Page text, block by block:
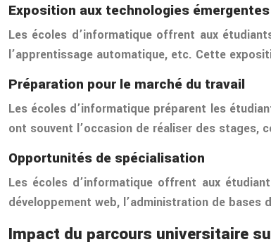
Exposition aux technologies émergentes
Les écoles d’informatique offrent aux
l’apprentissage automatique, etc. Cette
Préparation pour le marché du travail
Les écoles d’informatique préparent les
ont souvent l’occasion de réaliser des stages,
Opportunités de spécialisation
Les écoles d’informatique offrent aux
développement web, l’administration de
Impact du parcours universitaire